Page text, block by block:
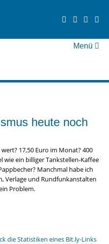
Menü
heute noch
17,50 Euro im Monat? 400
wie ein billiger Tankstellen-Kaffee
Manchmal habe ich
Verlage und Rundfunkanstalten
Problem.